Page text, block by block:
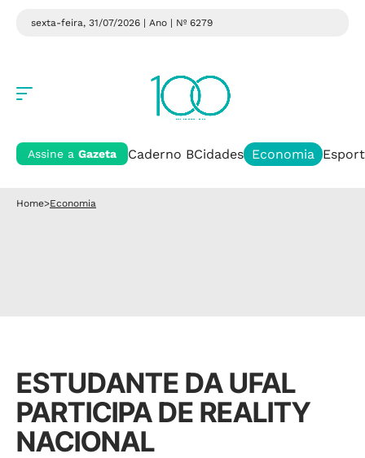
sexta-feira, 31/07/2026 | Ano | Nº 6279
Assine a Gazeta Caderno BCidades Economia
Home>Economia
ESTUDANTE DA UFAL
PARTICIPA DE REALITY
NACIONAL